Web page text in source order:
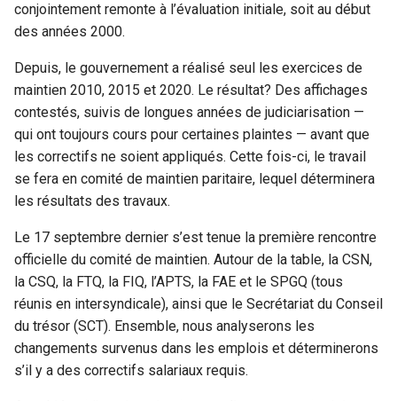
conjointement remonte à l’évaluation initiale, soit au début
des années 2000.
Depuis, le gouvernement a réalisé seul les exercices de
maintien 2010, 2015 et 2020. Le résultat? Des affichages
contestés, suivis de longues années de judiciarisation —
qui ont toujours cours pour certaines plaintes — avant que
les correctifs ne soient appliqués. Cette fois-ci, le travail
se fera en comité de maintien paritaire, lequel déterminera
les résultats des travaux.
Le 17 septembre dernier s’est tenue la première rencontre
officielle du comité de maintien. Autour de la table, la CSN,
la CSQ, la FTQ, la FIQ, l’APTS, la FAE et le SPGQ (tous
réunis en intersyndicale), ainsi que le Secrétariat du Conseil
du trésor (SCT). Ensemble, nous analyserons les
changements survenus dans les emplois et déterminerons
s’il y a des correctifs salariaux requis.